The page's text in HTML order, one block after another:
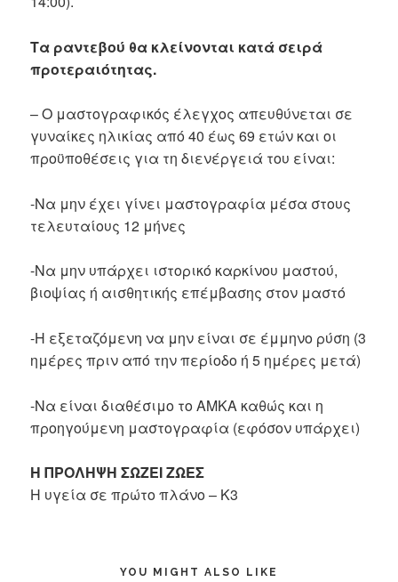
Τα ραντεβού θα κλείνονται κατά σειρά
προτεραιότητας.
– Ο μαστογραφικός έλεγχος απευθύνεται σε
γυναίκες ηλικίας από 40 έως 69 ετών και οι
προϋποθέσεις για τη διενέργειά του είναι:
-Να μην έχει γίνει μαστογραφία μέσα στους
τελευταίους 12 μήνες
-Να μην υπάρχει ιστορικό καρκίνου μαστού,
βιοψίας ή αισθητικής επέμβασης στον μαστό
-Η εξεταζόμενη να μην είναι σε έμμηνο ρύση (3
ημέρες πριν από την περίοδο ή 5 ημέρες μετά)
-Να είναι διαθέσιμο το ΑΜΚΑ καθώς και η
προηγούμενη μαστογραφία (εφόσον υπάρχει)
Η ΠΡΟΛΗΨΗ ΣΩΖΕΙ ΖΩΕΣ
Η υγεία σε πρώτο πλάνο – Κ3
YOU MIGHT ALSO LIKE